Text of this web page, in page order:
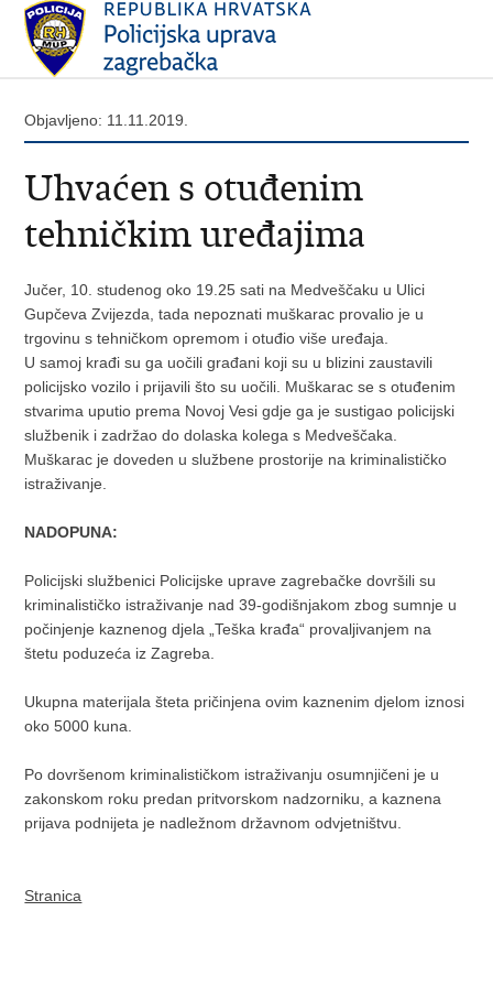
Objavljeno: 11.11.2019.
Uhvaćen s otuđenim
tehničkim uređajima
Jučer, 10. studenog oko 19.25 sati na Medveščaku u Ulici
Gupčeva Zvijezda, tada nepoznati muškarac provalio je u
trgovinu s tehničkom opremom i otuđio više uređaja.
U samoj krađi su ga uočili građani koji su u blizini zaustavili
policijsko vozilo i prijavili što su uočili. Muškarac se s otuđenim
stvarima uputio prema Novoj Vesi gdje ga je sustigao policijski
službenik i zadržao do dolaska kolega s Medveščaka.
Muškarac je doveden u službene prostorije na kriminalističko
istraživanje.
NADOPUNA:
Policijski službenici Policijske uprave zagrebačke dovršili su
kriminalističko istraživanje nad 39-godišnjakom zbog sumnje u
počinjenje kaznenog djela „Teška krađa“ provaljivanjem na
štetu poduzeća iz Zagreba.
Ukupna materijala šteta pričinjena ovim kaznenim djelom iznosi
oko 5000 kuna.
Po dovršenom kriminalističkom istraživanju osumnjičeni je u
zakonskom roku predan pritvorskom nadzorniku, a kaznena
prijava podnijeta je nadležnom državnom odvjetništvu.
Stranica